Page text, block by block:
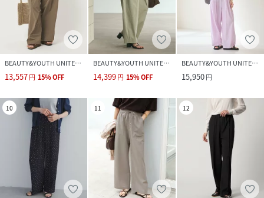
BEAUTY&YOUTH UNITED ARROWS
13,557円 15%OFF
BEAUTY&YOUTH UNITED ARROWS
14,399円 15%OFF
BEAUTY&YOUTH UNITED ARROWS
15,950円
10 11 12